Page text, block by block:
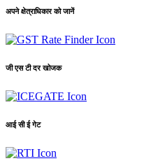
अपने क्षेत्राधिकार को जानें
जी एस टी दर खोजक
आई सी ई गेट